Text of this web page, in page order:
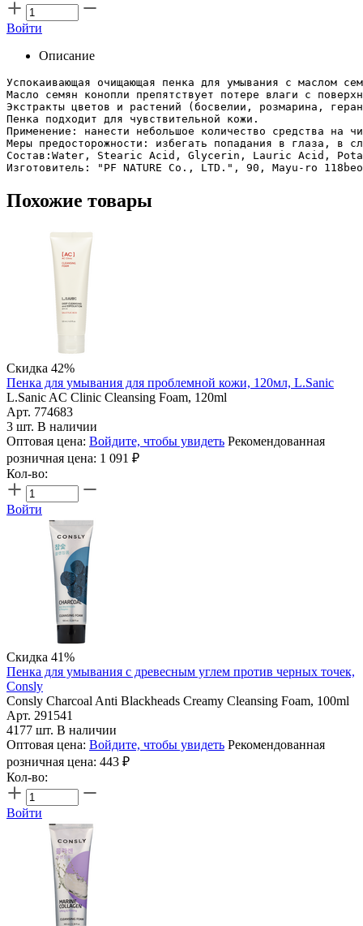
Войти
Описание
Успокаивающая очищающая пенка для умывания с маслом
Масло семян конопли препятствует потере влаги с
Экстракты цветов и растений (босвелии, розмарина,
Пенка подходит для чувствительной кожи.
Применение: нанести небольшое количество средства
Меры предосторожности: избегать попадания в глаза, в
Состав:Water, Stearic Acid, Glycerin, Lauric Acid,
Похожие товары
Скидка 42%
Пенка для умывания для проблемной кожи, 120мл, L.Sanic
L.Sanic AC Clinic Cleansing Foam, 120ml
Арт. 774683
3 шт. В наличии
Оптовая цена: Войдите, чтобы увидеть Рекомендованная
розничная цена: 1 091 ₽
Кол-во:
Войти
Скидка 41%
Пенка для умывания c древесным углем против черных точек,
Consly
Consly Charcoal Anti Blackheads Creamy Cleansing Foam, 100ml
Арт. 291541
4177 шт. В наличии
Оптовая цена: Войдите, чтобы увидеть Рекомендованная
розничная цена: 443 ₽
Кол-во:
Войти